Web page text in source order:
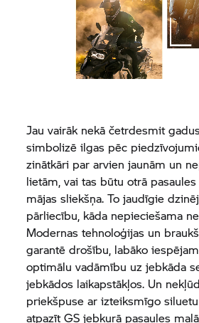
Jau vairāk nekā četrdesmit
simbolizē ilgas pēc
zinātkāri par arvien jaunām un
lietām, vai tas būtu otrā
mājas sliekšņa. To jaudīgie
pārliecību, kāda nepieciešama
Modernas tehnoloģijas un
garantē drošību, labāko
optimālu vadāmību uz jebkāda
jebkādos laikapstākļos. Un
priekšpuse ar izteiksmīgo
atpazīt GS jebkurā pasaules